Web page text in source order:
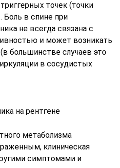
точек (точки
в спине при
не всегда связана с
и может возникать
большинстве случаев это
в сосудистых
на рентгене
метаболизма
клиническая
симптомами и